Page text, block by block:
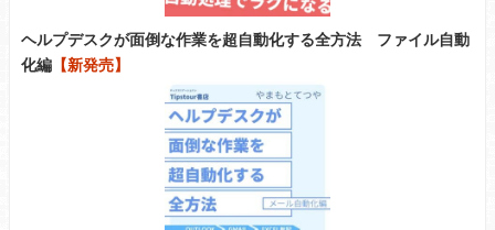
ヘルプデスクが面倒な作業を超自動化する全方法 ファイル自動
化編 【新発売】